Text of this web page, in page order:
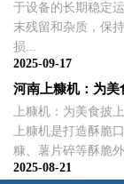
于设备的长期稳定
末残留和杂质，保
损...
2025-09-17
河南上糠机：为
上糠机：为美食披
上糠机是打造酥脆
糠、薯片碎等酥脆
2025-08-21